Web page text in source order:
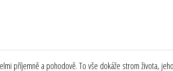
příjemně a pohodově. To vše dokáže strom života,